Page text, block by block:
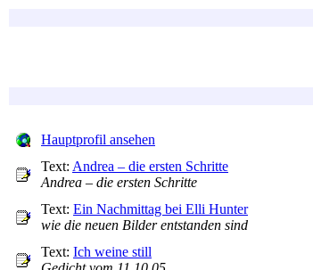
Hauptprofil ansehen
Text: Andrea – die ersten Schritte
Andrea – die ersten Schritte
Text: Ein Nachmittag bei Elli Hunter
wie die neuen Bilder entstanden sind
Text: Ich weine still